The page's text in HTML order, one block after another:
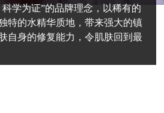
学为证”的品牌理念，以稀有的
特的水精华质地，带来强大的镇
自身的修复能力，令肌肤回到最